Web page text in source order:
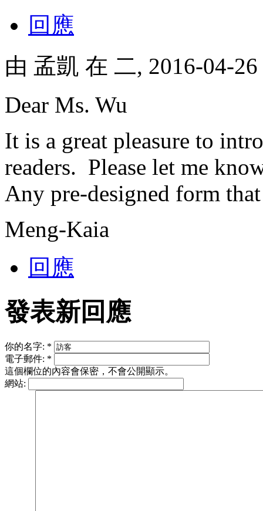
回應
由 孟凱 在 二, 2016-04-
Dear Ms. Wu
It is a great pleasure to
readers. Please let me
Any pre-designed form
Meng-Kaia
回應
發表新回應
你的名字: *
電子郵件: *
這個欄位的內容會保密，不會公開顯示。
網站: